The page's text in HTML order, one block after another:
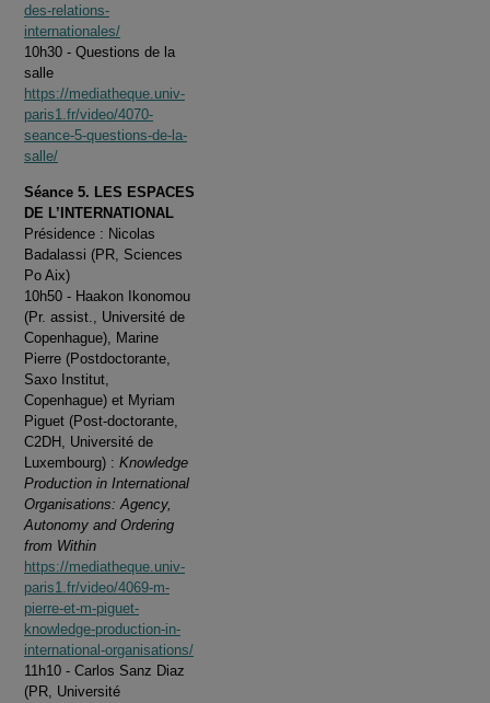
des-relations-
internationales/
10h30 - Questions de la
salle
https://mediatheque.univ-
paris1.fr/video/4070-
seance-5-questions-de-la-
salle/
Séance 5. LES ESPACES
DE L’INTERNATIONAL
Présidence : Nicolas
Badalassi (PR, Sciences
Po Aix)
10h50 - Haakon Ikonomou
(Pr. assist., Université de
Copenhague), Marine
Pierre (Postdoctorante,
Saxo Institut,
Copenhague) et Myriam
Piguet (Post-doctorante,
C2DH, Université de
Luxembourg) : Knowledge
Production in International
Organisations: Agency,
Autonomy and Ordering
from Within
https://mediatheque.univ-
paris1.fr/video/4069-m-
pierre-et-m-piguet-
knowledge-production-in-
international-organisations/
11h10 - Carlos Sanz Diaz
(PR, Université